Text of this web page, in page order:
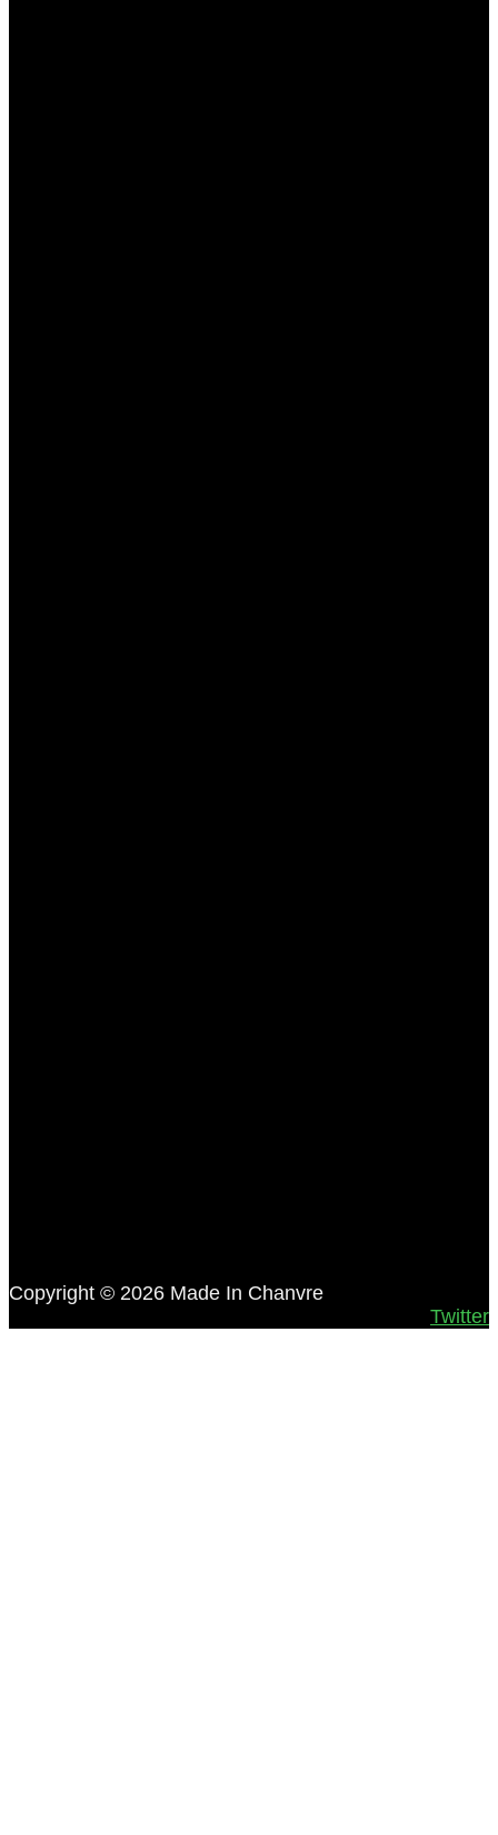
Copyright © 2026 Made In Chanvre
Twitter